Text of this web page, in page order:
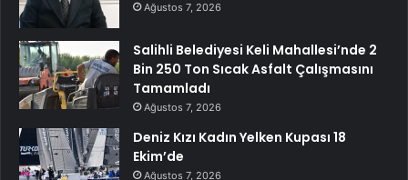
Ağustos 7, 2026
Salihli Belediyesi Keli Mahallesi’nde 2
Bin 250 Ton Sıcak Asfalt Çalışmasını
Tamamladı
Ağustos 7, 2026
Deniz Kızı Kadın Yelken Kupası 18
Ekim’de
Ağustos 7, 2026